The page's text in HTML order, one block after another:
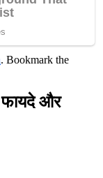
. Bookmark the
और